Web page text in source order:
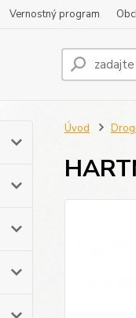
Vernostný program
Úvod